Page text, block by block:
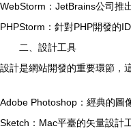
WebStorm：JetBrains公司推
PHPStorm：針對PHP開發的
二、設計工具
設計是網站開發的重要環節，
Adobe Photoshop：經典的圖
Sketch：Mac平臺的矢量設計